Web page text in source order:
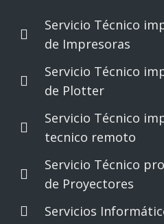
Servicio Técnico
de Impresoras
Servicio Técnico
de Plotter
Servicio Técnico
tecnico remoto
Servicio Técnico
de Proyectores
Servicios